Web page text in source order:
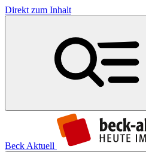
Direkt zum Inhalt
Beck Aktuell